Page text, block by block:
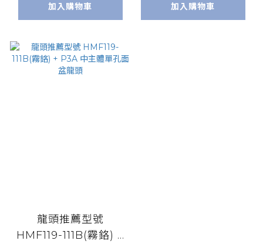
加入購物車 加入購物車
龍頭推薦型號
HMF119-111B(霧鉻) +